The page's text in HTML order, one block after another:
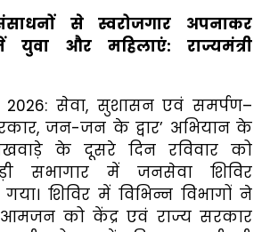
से स्वरोजगार अपनाकर
युवा और महिलाएं: राज्यमंत्री
2026: सेवा, सुशासन एवं समर्पण–
जन-जन के द्वार’ अभियान के
के दूसरे दिन रविवार को
सभागार में जनसेवा शिविर
शिविर में विभिन्न विभागों ने
को केंद्र एवं राज्य सरकार